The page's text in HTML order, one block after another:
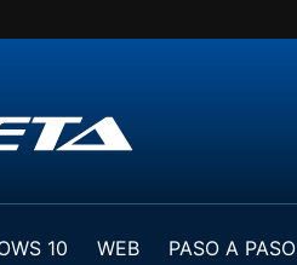
10 WEB
PASO A PASO